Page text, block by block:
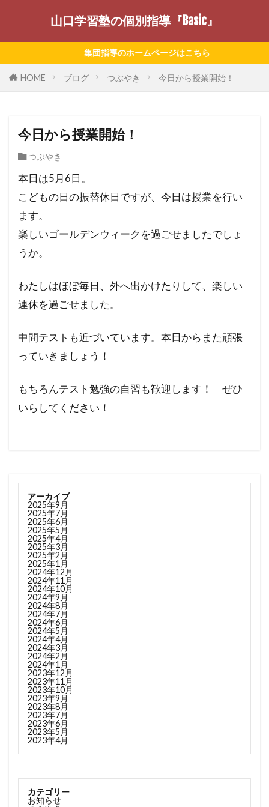
山口学習塾の個別指導『Basic』
集団指導のホームページはこちら
HOME ブログ つぶやき 今日から授業開始！
今日から授業開始！
つぶやき
本日は5月6日。
こどもの日の振替休日ですが、今日は授業を行い
ます。
楽しいゴールデンウィークを過ごせましたでしょ
うか。
わたしはほぼ毎日、外へ出かけたりして、楽しい
連休を過ごせました。
中間テストも近づいています。本日からまた頑張
っていきましょう！
もちろんテスト勉強の自習も歓迎します！ ぜひ
いらしてください！
アーカイブ
2025年9月
2025年7月
2025年6月
2025年5月
2025年4月
2025年3月
2025年2月
2025年1月
2024年12月
2024年11月
2024年10月
2024年9月
2024年8月
2024年7月
2024年6月
2024年5月
2024年4月
2024年3月
2024年2月
2024年1月
2023年12月
2023年11月
2023年10月
2023年9月
2023年8月
2023年7月
2023年6月
2023年5月
2023年4月
カテゴリー
お知らせ